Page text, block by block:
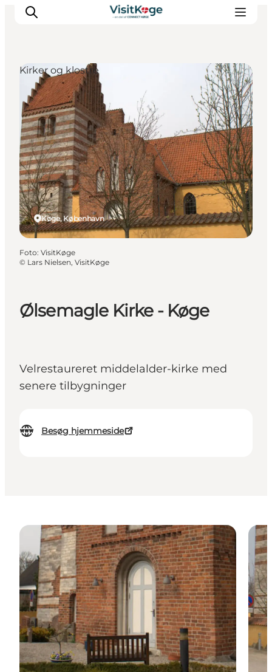
Sommerferie
Oplevelser
Kano
Det sker
Spisesteder
Overnatning
Outdoor
Ølsemagle Kirke - Køge
Velrestaureret middelalder-kirke med
senere tilbygninger
Besøg hjemmeside
Køge, København
Kirker og klostre
Foto: VisitKøge
© Lars Nielsen, VisitKøge